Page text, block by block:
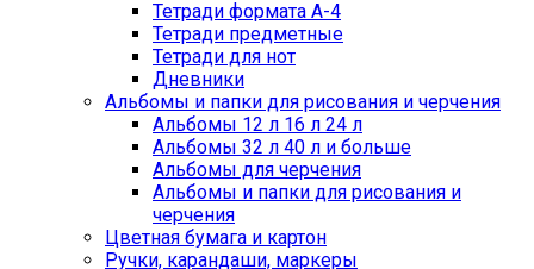
Тетради формата А-4
Тетради предметные
Тетради для нот
Дневники
Альбомы и папки для рисования и черчения
Альбомы 12 л 16 л 24 л
Альбомы 32 л 40 л и больше
Альбомы для черчения
Альбомы и папки для рисования и
черчения
Цветная бумага и картон
Ручки, карандаши, маркеры